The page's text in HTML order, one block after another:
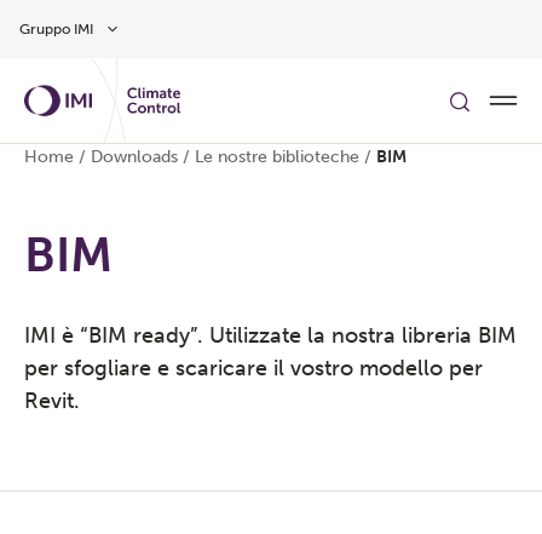
Gruppo IMI
Home / Downloads / Le nostre biblioteche / BIM
BIM
IMI è “BIM ready”. Utilizzate la nostra libreria BIM
per sfogliare e scaricare il vostro modello per
Revit.